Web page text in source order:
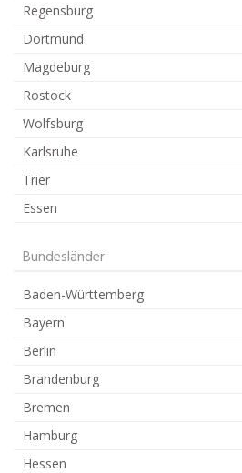
Regensburg
Dortmund
Magdeburg
Rostock
Wolfsburg
Karlsruhe
Trier
Essen
Bundesländer
Baden-Württemberg
Bayern
Berlin
Brandenburg
Bremen
Hamburg
Hessen